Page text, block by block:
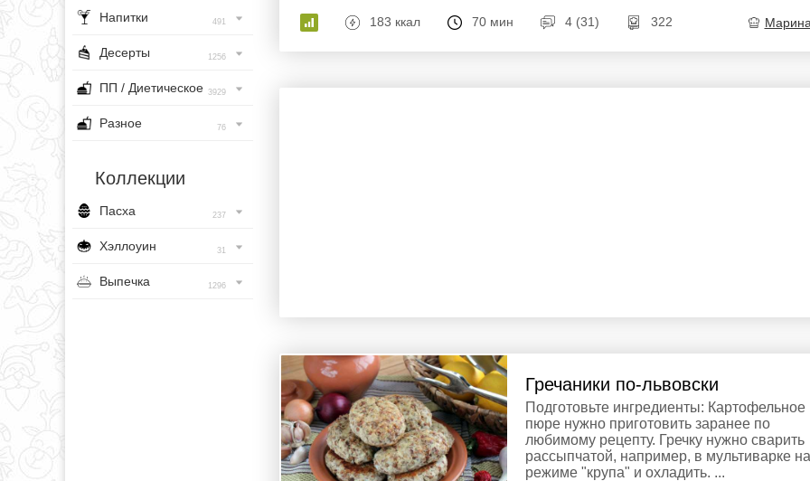
Напитки 491
Десерты 1256
ПП / Диетическое 3929
Разное 76
Коллекции
Пасха 237
Хэллоуин 31
Выпечка 1296
183 ккал 70 мин 4 (31) 322
Гречаники по-львовски
Подготовьте ингредиенты: Картофельное
пюре нужно приготовить заранее по
любимому рецепту. Гречку нужно сварить
рассыпчатой, например, в мультиварке на
режиме "крупа" и охладить. ...